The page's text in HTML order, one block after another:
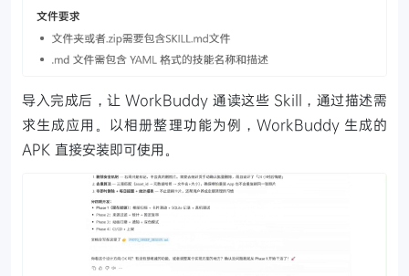
导入完成后，让 WorkBuddy 通读这些 Skill，通过描述需
求生成应用。以相册整理功能为例，WorkBuddy 生成的
APK 直接安装即可使用。